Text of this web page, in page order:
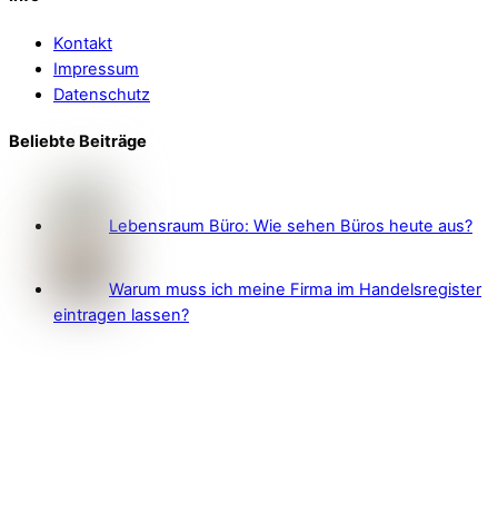
Kontakt
Impressum
Datenschutz
Beliebte Beiträge
Lebensraum Büro: Wie sehen Büros heute aus?
Warum muss ich meine Firma im Handelsregister
eintragen lassen?